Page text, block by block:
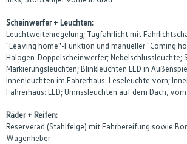
Scheinwerfer + Leuchten:
Leuchtweitenregelung; Tagfahrlicht mit
"Leaving home"-Funktion und manueller "Coming
Halogen-Doppelscheinwerfer; Nebelschlussleuchte;
Markierungsleuchten; Blinkleuchten LED in
Innenleuchten im Fahrerhaus: Leseleuchte vorn;
Fahrerhaus: LED; Umrissleuchten auf dem Dach, vorn
Räder + Reifen:
Reserverad (Stahlfelge) mit Fahrbereifung sowie
Wagenheber